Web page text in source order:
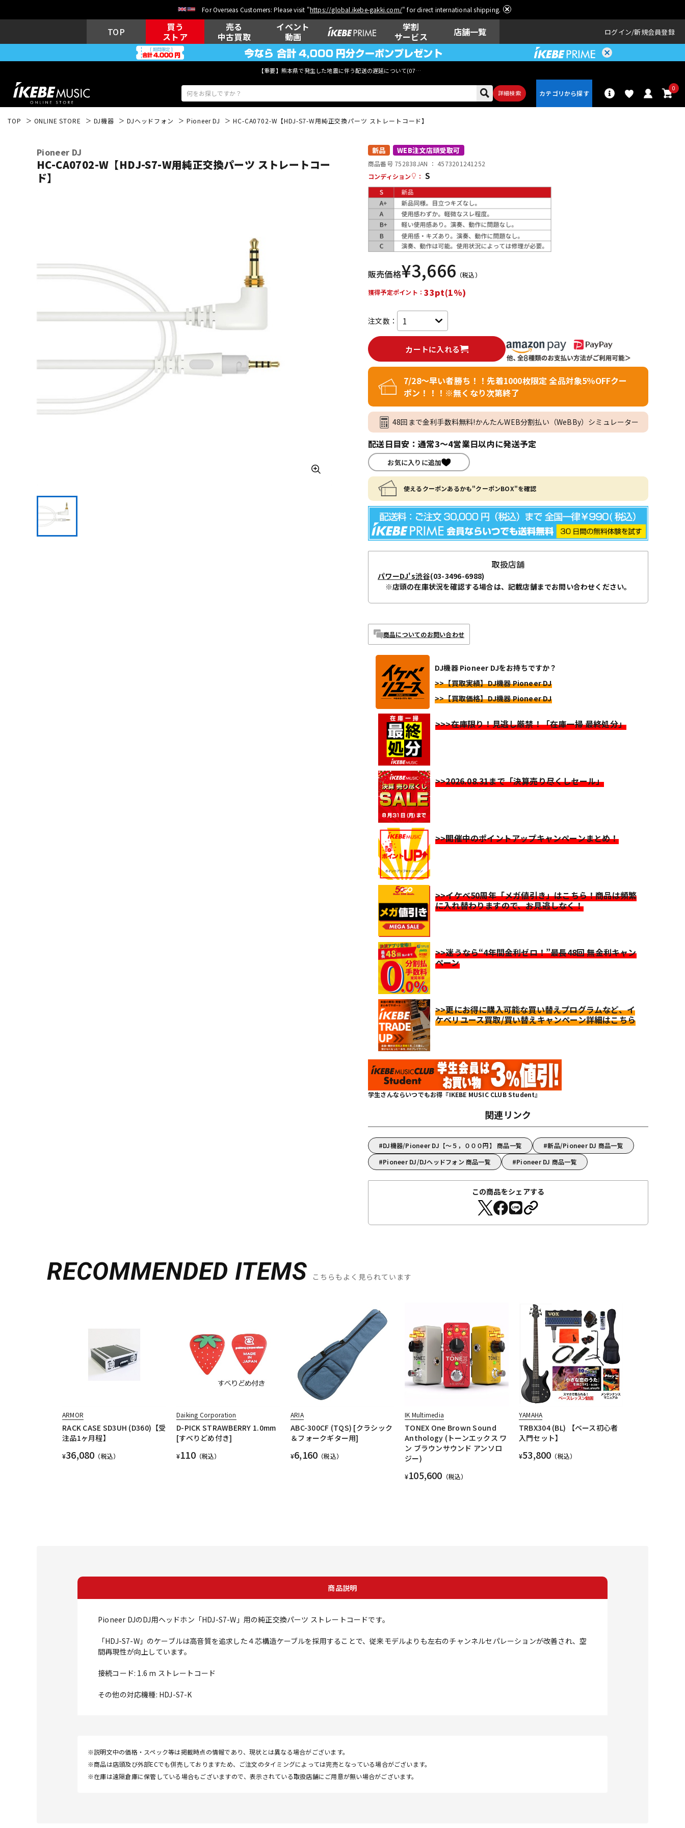
For Overseas Customers: Please visit "https://global.ikebe-gakki.com/" for direct international shipping.
TOP
買う
ストア
売る
中古買取
イベント
動画
学割
サービス
店舗一覧 ログイン 新規会員登録
【重要】熊本県で発生した地震に伴う配送の遅延について(07月29日
詳細検索
0
ウクレレ
その他楽器
レコーディン
グ機器
配信/ライブ
機器
TOP ONLINE STORE DJ機器 DJヘッドフォン Pioneer DJ HC-CA0702-W【HDJ-S7-W用純正交換パーツ ストレートコード】
Pioneer DJ
HC-CA0702-W【HDJ-S7-W用純正交換パーツ ストレートコー
ド】
新品 WEB注文店頭受取可
商品番号 752838JAN ： 4573201241252
コンディション
： S
販売価格¥3,666 （税込）
獲得予定ポイント：33pt(1%)
注文数：
カートに入れる
7/28～早い者勝ち！！先着1000枚限定 全品対象5％OFFクー
ポン！！！※無くなり次第終了
48回まで金利手数料無料!かんたんWEB分割払い（WeBBy）シミュレーター
配送日目安：通常3～4営業日以内に発送予定
お気に入りに追加
使えるクーポンあるかも"クーポンBOX"を確認
取扱店舗
パワーDJ's渋谷(03-3496-6988)
※店頭の在庫状況を確認する場合は、記載店舗までお問い合わせください。
商品についてのお問い合わせ
DJ機器 Pioneer DJをお持ちですか？
>>【買取実績】DJ機器 Pioneer DJ
>>【買取価格】DJ機器 Pioneer DJ
>>>在庫限り！見逃し厳禁！「在庫一掃 最終処分」
>>2026.08.31まで「決算売り尽くしセール」
>>開催中のポイントアップキャンペーンまとめ！
>>イケベ50周年「メガ値引き」はこちら！商品は頻繁
に入れ替わりますので、お見逃しなく！
>>迷うなら“4年間金利ゼロ！”最長48回 無金利キャン
ペーン
>>更にお得に購入可能な買い替えプログラムなど、イ
ケベリユース買取/買い替えキャンペーン詳細はこちら
学生さんならいつでもお得『IKEBE MUSIC CLUB Student』
関連リンク
DJ機器/Pioneer DJ【～５，０００円】 商品一覧
新品/Pioneer DJ 商品一覧
Pioneer DJ/DJヘッドフォン 商品一覧
Pioneer DJ 商品一覧
この商品をシェアする
RECOMMENDED ITEMS こちらもよく見られています
ARMOR
RACK CASE SD3UH (D360)【受
注品1ヶ月程】
¥36,080 （税込）
Daiking Corporation
D-PICK STRAWBERRY 1.0mm
[すべりどめ付き]
¥110（税込）
ARIA
ABC-300CF (TQS) [クラシック
＆フォークギター用]
¥6,160 （税込）
IK Multimedia
TONEX One Brown Sound
Anthology (トーンエックス ワ
ン ブラウンサウンド アンソロ
ジー)
¥105,600 （税込）
YAMAHA
TRBX304 (BL) 【ベース初心者
入門セット】
¥53,800 （税込）
商品説明
Pioneer DJのDJ用ヘッドホン「HDJ-S7-W」用の純正交換パーツ ストレートコードです。
「HDJ-S7-W」のケーブルは高音質を追求した４芯構造ケーブルを採用することで、従来モデルよりも左右のチャンネルセパレーションが改善され、空
間再現性が向上しています。
接続コード: 1.6 m ストレートコード
その他の対応機種: HDJ-S7-K
※説明文中の価格・スペック等は掲載時点の情報であり、現状とは異なる場合がございます。
※商品は店頭及び外部ECでも併売しておりますため、ご注文のタイミングによっては完売となっている場合がございます。
※在庫は遠隔倉庫に保管している場合もございますので、表示されている取扱店舗にご用意が無い場合がございます。